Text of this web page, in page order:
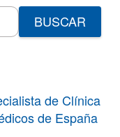
de Clínica
de España